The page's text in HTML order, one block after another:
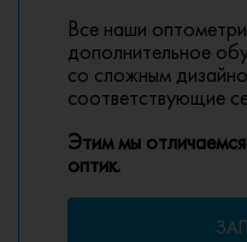
Все наши
дополнительное
со сложным
соответствующие
Этим мы
оптик.